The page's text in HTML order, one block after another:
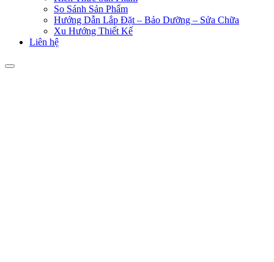
So Sánh Sản Phẩm
Hướng Dẫn Lắp Đặt – Bảo Dưỡng – Sửa Chữa
Xu Hướng Thiết Kế
Liên hệ